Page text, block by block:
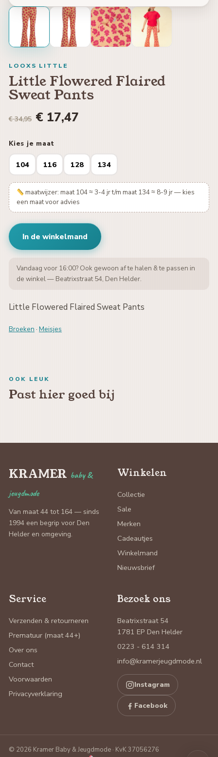
LOOXS LITTLE
Little Flowered Flaired
Sweat Pants
€ 34,95 € 17,47
Kies je maat
104 116 128 134
maatwijzer: maat 104 ≈ 3-4 jr t/m maat 134 ≈ 8-9 jr — kies
een maat voor advies
In de winkelmand
Vandaag voor 16:00? Ook gewoon af te halen & te passen in
de winkel — Beatrixstraat 54, Den Helder.
Little Flowered Flaired Sweat Pants
Broeken · Meisjes
OOK LEUK
Past hier goed bij
KRAMER baby &
jeugdmode
Van maat 44 tot 164 — sinds
1994 een begrip voor Den
Helder en omgeving.
Winkelen
Collectie
Sale
Merken
Cadeautjes
Winkelmand
Nieuwsbrief
Service
Verzenden & retourneren
Prematuur (maat 44+)
Over ons
Contact
Voorwaarden
Privacyverklaring
Bezoek ons
Beatrixstraat 54
1781 EP Den Helder
0223 - 614 314
info@kramerjeugdmode.nl
Instagram
Facebook
© 2026 Kramer Baby & Jeugdmode · KvK 37056276